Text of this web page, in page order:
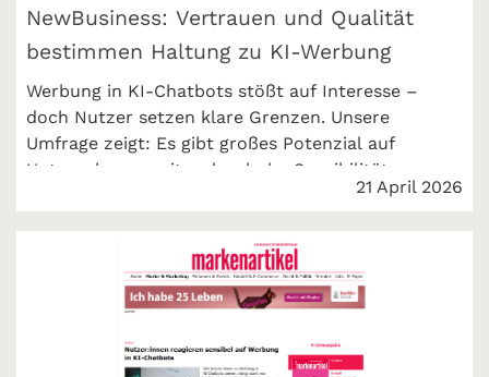
NewBusiness: Vertrauen und Qualität
bestimmen Haltung zu KI-Werbung
Werbung in KI-Chatbots stößt auf Interesse –
doch Nutzer setzen klare Grenzen. Unsere
Umfrage zeigt: Es gibt großes Potenzial auf
Unternehmensseite, aber hohe Sensibilität.
Entscheidend ist die richtige Umsetzung.21 April 2026